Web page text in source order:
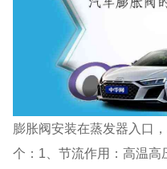
膨胀阀安装在蒸发器入口
个：1、节流作用：高温